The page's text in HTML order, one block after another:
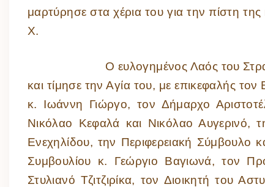
μαρτύρησε στα χέρια του για την πίστη
Χ.
Ο ευλογημένος Λαός του
και τίμησε την Αγία του, με επικεφαλής
κ. Ιωάννη Γιώργο, τον Δήμαρχο
Νικόλαο Κεφαλά και Νικόλαο Αυγερινό,
Ενεχηλίδου, την Περιφερειακή Σύμβουλο
Συμβουλίου κ. Γεώργιο Βαγιωνά, τον
Στυλιανό Τζιτζιρίκα, τον Διοικητή του